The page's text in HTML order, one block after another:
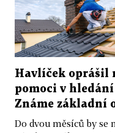
Havlíček oprášil
pomoci v
Známe základní
Do dvou měsíců by se